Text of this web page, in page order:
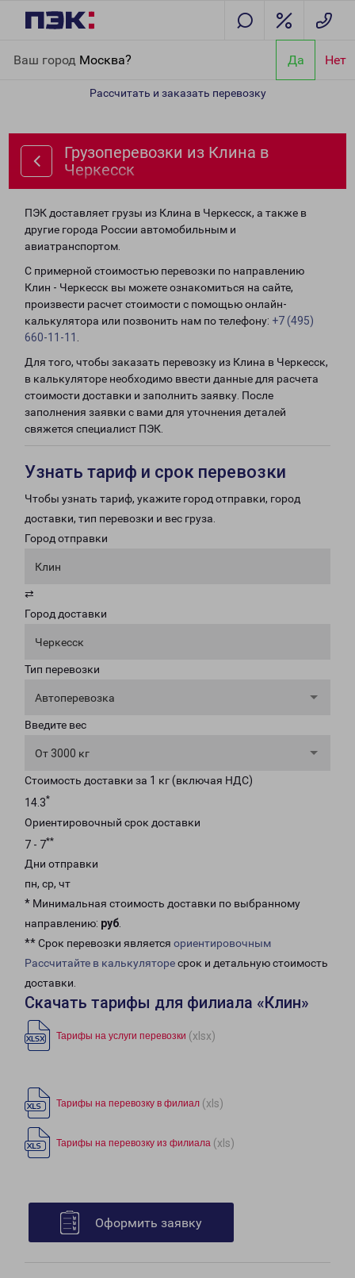
Ваш город Москва? Да Нет
Рассчитать и заказать перевозку
Грузоперевозки из Клина в
Черкесск
ПЭК доставляет грузы из Клина в Черкесск, а также в
другие города России автомобильным и
авиатранспортом.
С примерной стоимостью перевозки по направлению
Клин - Черкесск вы можете ознакомиться на сайте,
произвести расчет стоимости с помощью онлайн-
калькулятора или позвонить нам по телефону: +7 (495)
660-11-11
Для того, чтобы заказать перевозку из Клина в Черкесск,
в калькуляторе необходимо ввести данные для расчета
стоимости доставки и заполнить заявку. После
заполнения заявки с вами для уточнения деталей
свяжется специалист ПЭК.
Узнать тариф и срок перевозки
Чтобы узнать тариф, укажите город отправки, город
доставки, тип перевозки и вес груза.
Город отправки
Клин
⇄
Город доставки
Черкесск
Тип перевозки
Автоперевозка
Введите вес
От 3000 кг
Стоимость доставки за 1 кг (включая НДС)
14.3*
Ориентировочный срок доставки
7 - 7**
Дни отправки
пн, ср, чт
* Минимальная стоимость доставки по выбранному
направлению: руб.
** Срок перевозки является ориентировочным
Рассчитайте в калькуляторесрок и детальную стоимость
доставки.
Скачать тарифы для филиала «Клин»
Тарифы на услуги перевозки (xlsx)
Тарифы на перевозку в филиал (xls)
Тарифы на перевозку из филиала (xls)
Оформить заявку